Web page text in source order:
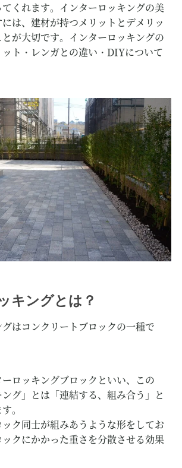
くれます。インターロッキングの美
は、建材が持つメリットとデメリッ
とが大切です。インターロッキングの
ト・レンガとの違い・DIYについて
キングとは？
はコンクリートブロックの一種で
ロッキングブロックといい、この
ング」とは「連結する、組み合う」と
。
ク同士が組みあうような形をしてお
クにかかった重さを分散させる効果